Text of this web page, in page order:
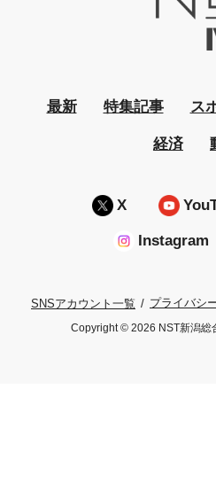
最新 特集記事 ス
経済
X
Instagram
SNSアカウント一覧 プライバシ
Copyright © 2026 NST新潟総